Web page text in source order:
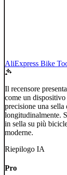
AliExpress Bike
Il recensore
come un
precisione una sella
longitudinalmente.
in sella su più
moderne.
Riepilogo IA
Pro